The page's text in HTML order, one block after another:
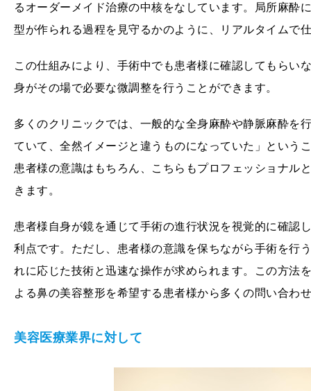
るオーダーメイド治療の中核をなしています。局所麻酔
型が作られる過程を見守るかのように、リアルタイムで
この仕組みにより、手術中でも患者様に確認してもらい
身がその場で必要な微調整を行うことができます。
多くのクリニックでは、一般的な全身麻酔や静脈麻酔を
ていて、全然イメージと違うものになっていた」という
患者様の意識はもちろん、こちらもプロフェッショナル
きます。
患者様自身が鏡を通じて手術の進行状況を視覚的に確認
利点です。ただし、患者様の意識を保ちながら手術を行
れに応じた技術と迅速な操作が求められます。この方法
よる鼻の美容整形を希望する患者様から多くの問い合わ
美容医療業界に対して